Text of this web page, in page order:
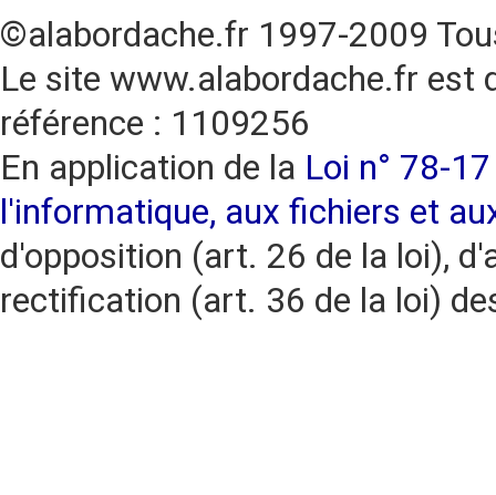
©alabordache.fr 1997-2009
Le site www.alabordache.fr est
référence : 1109256
En application de la Loi n° 78-
l'informatique, aux fichiers et
d'opposition (art. 26 de la loi),
rectification (art. 36 de la loi)